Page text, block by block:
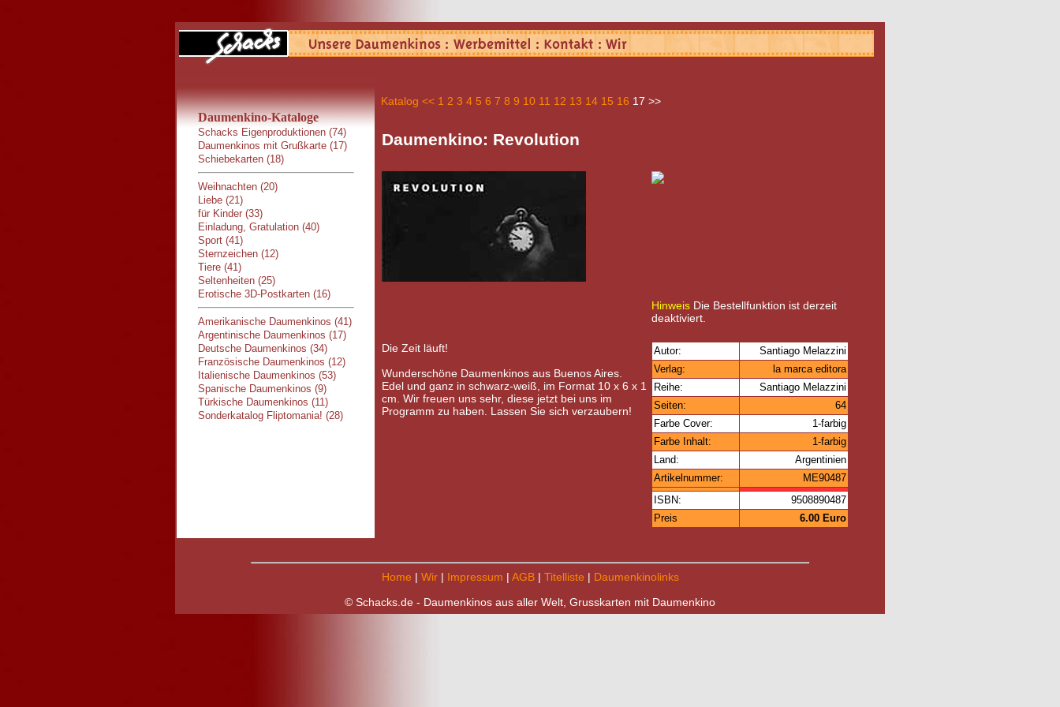
Daumenkino-Kataloge
Schacks Eigenproduktionen (74)
Daumenkinos mit Grußkarte (17)
Schiebekarten (18)
Weihnachten (20)
Liebe (21)
für Kinder (33)
Einladung, Gratulation (40)
Sport (41)
Sternzeichen (12)
Tiere (41)
Seltenheiten (25)
Erotische 3D-Postkarten (16)
Amerikanische Daumenkinos (41)
Argentinische Daumenkinos (17)
Deutsche Daumenkinos (34)
Französische Daumenkinos (12)
Italienische Daumenkinos (53)
Spanische Daumenkinos (9)
Türkische Daumenkinos (11)
Sonderkatalog Fliptomania! (28)
Katalog << 1 2 3 4 5 6 7 8 9 10 11 12 13 14 15 16 17 >>
Daumenkino: Revolution
Hinweis Die Bestellfunktion ist derzeit
deaktiviert.
Die Zeit läuft!
Wunderschöne Daumenkinos aus Buenos Aires.
Edel und ganz in schwarz-weiß, im Format 10 x 6 x 1
cm. Wir freuen uns sehr, diese jetzt bei uns im
Programm zu haben. Lassen Sie sich verzaubern!
Autor:
Santiago Melazzini
Verlag:
la marca editora
Reihe:
Santiago Melazzini
Seiten:
64
Farbe Cover:
1-farbig
Farbe Inhalt:
1-farbig
Land:
Argentinien
Artikelnummer:
ME90487
ISBN:
9508890487
Preis
6.00 Euro
Home | Wir| Impressum | AGB| Titelliste | Daumenkinolinks
© Schacks.de - Daumenkinos aus aller Welt, Grusskarten mit Daumenkino